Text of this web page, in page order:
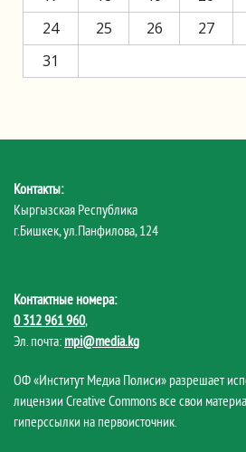
24
25 26 27
31
Контакты:
Кыргызская Республика
г.Бишкек, ул.Панфилова, 124
Контактные номера:
0 312 961 960,
Эл. почта: mpi@media.kg
ОФ «Институт Медиа Полиси» разрешает
лицензии Creative Commons все свои
гиперссылки на первоисточник.